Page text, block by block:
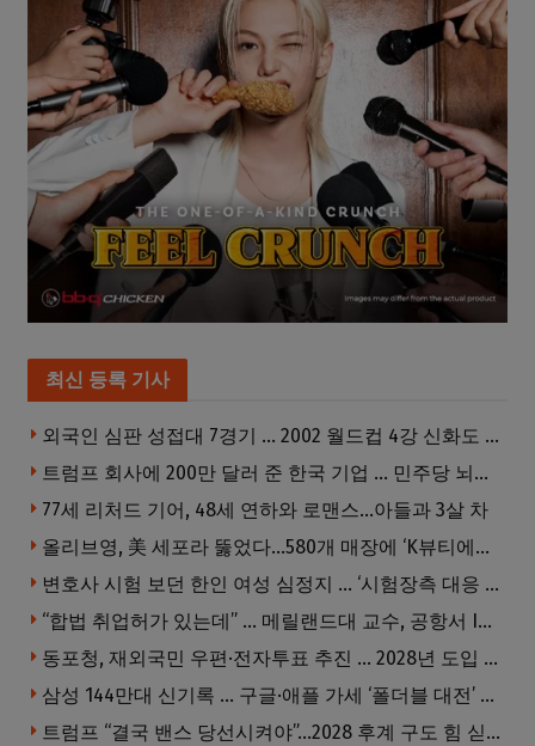
최신 등록 기사
외국인 심판 성접대 7경기 … 2002 월드컵 4강 신화도 흔들
트럼프 회사에 200만 달러 준 한국 기업 … 민주당 뇌물의혹 조사
77세 리처드 기어, 48세 연하와 로맨스…아들과 3살 차
올리브영, 美 세포라 뚫었다…580개 매장에 ‘K뷰티에딧’ 론칭
변호사 시험 보던 한인 여성 심정지 … ‘시험장측 대응 부적절’ 소송
“합법 취업허가 있는데” … 메릴랜드대 교수, 공항서 ICE에 체포, 구금 중
동포청, 재외국민 우편·전자투표 추진 … 2028년 도입 목표
삼성 144만대 신기록 … 구글·애플 가세 ‘폴더블 대전’ 열린다
트럼프 “결국 밴스 당선시켜야”…2028 후계 구도 힘 싣나